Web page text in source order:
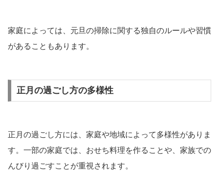
家庭によっては、元旦の掃除に関する独自のルールや習慣
があることもあります。
正月の過ごし方の多様性
正月の過ごし方には、家庭や地域によって多様性がありま
す。一部の家庭では、おせち料理を作ることや、家族での
んびり過ごすことが重視されます。